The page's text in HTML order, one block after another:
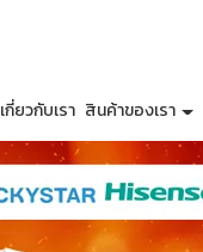
เกี่ยวกับเรา สินค้าของเรา